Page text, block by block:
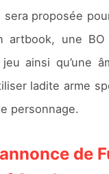
sera proposée
artbook, une
ainsi qu’une
ladite arme
personnage.
de